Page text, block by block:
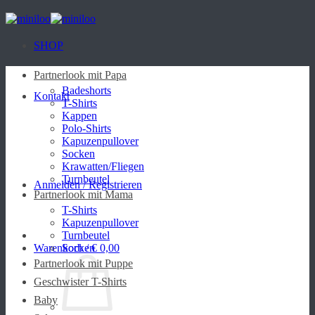
Zum
Inhalt
SHOP
Kontakt
Anmelden / Registrieren
Warenkorb /€ 0,00
Partnerlook mit Papa
Badeshorts
T-Shirts
Kappen
Polo-Shirts
Kapuzenpullover
Socken
Krawatten/Fliegen
Turnbeutel
Partnerlook mit Mama
T-Shirts
Kapuzenpullover
Turnbeutel
Socken
Partnerlook mit Puppe
Geschwister T-Shirts
Baby